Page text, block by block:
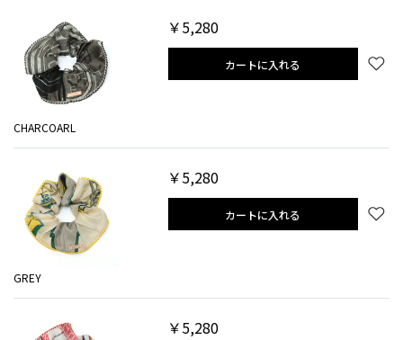
CHARCOARL
￥5,280
カートに入れる
GREY
￥5,280
カートに入れる
￥5,280